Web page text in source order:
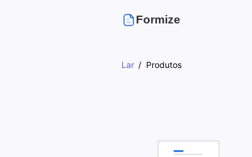
Formize
Lar Produtos